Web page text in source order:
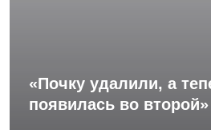
«Почку удалили, а
появилась во второй»